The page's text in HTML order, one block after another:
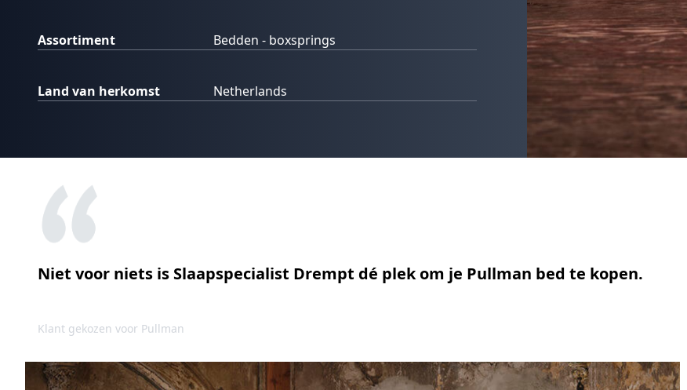
Assortiment Bedden - boxsprings
Land van herkomst Netherlands
Niet voor niets is Slaapspecialist Drempt dé plek om je Pullman bed te kopen.
Klant gekozen voor Pullman